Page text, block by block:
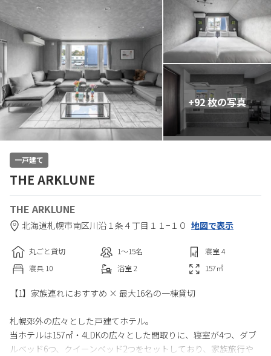
+92 枚の写真
一戸建て
THE ARKLUNE
THE ARKLUNE
北海道札幌市南区川沿１条４丁目１１−１０ 地図で表示
丸ごと貸切 1〜15名 寝室 4
寝具 10 浴室 2 157㎡
【1】家族連れにおすすめ × 最大16名の一棟貸切
札幌郊外の広々とした戸建てホテル。
当ホテルは157㎡・4LDKの広々とした間取りに、寝室が4つ、ダブ
ルベッド6つ、クイーンベッド2つをセットしており、家族旅行や